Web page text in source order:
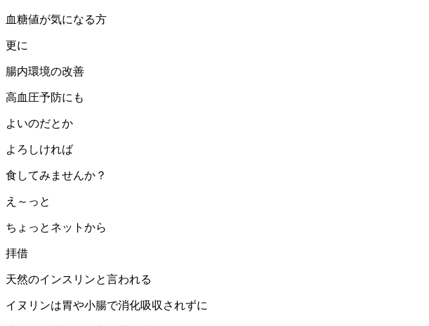
血糖値が気になる方
更に
腸内環境の改善
高血圧予防にも
よいのだとか
よろしければ
食してみませんか？
え～っと
ちょっとネットから
拝借
天然のインスリンと言われる
イヌリンは胃や小腸で消化吸収されずに